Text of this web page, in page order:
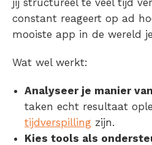
constant reageert op ad
mooiste app in de wereld
Wat wel werkt:
Analyseer je manier
taken echt resultaat
tijdverspilling zijn.
Kies tools als